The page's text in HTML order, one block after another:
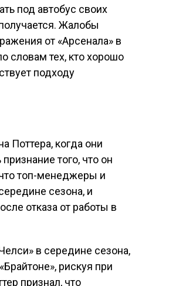
под автобус своих
Жалобы
от «Арсенала» в
словам тех, кто хорошо
подходу
Поттера, когда они
того, что он
топ-менеджеры и
сезона, и
отказа от работы в
в середине сезона,
рискуя при
признал, что